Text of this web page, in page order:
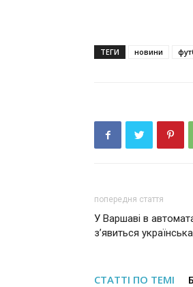
ТЕГИ новини
попередня стаття
У Варшаві в
з’явиться
СТАТТІ ПО ТЕМІ